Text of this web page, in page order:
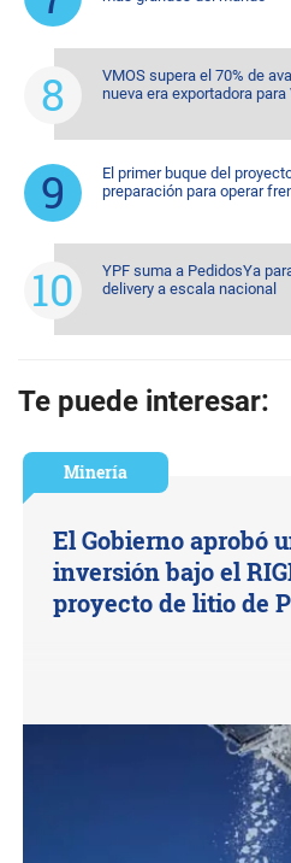
VMOS supera el 70% de
nueva era exportadora
El primer buque del
preparación para operar
YPF suma a PedidosYa
delivery a escala nacional
Te puede interesar:
Minería
El Gobierno aprobó
inversión bajo el
proyecto de litio de